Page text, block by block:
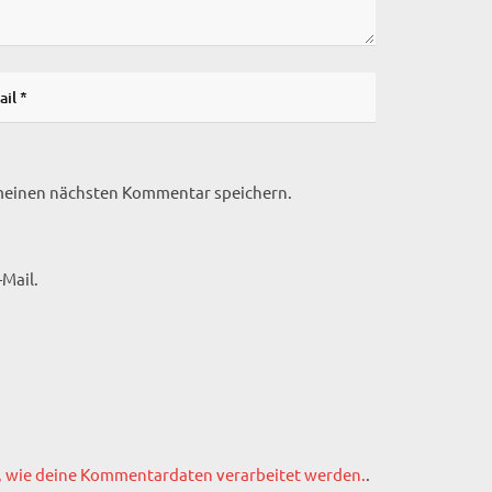
nächsten Kommentar speichern.
wie deine Kommentardaten verarbeitet werden..